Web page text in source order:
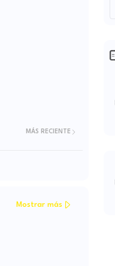
MÁS RECIENTE
Mostrar más